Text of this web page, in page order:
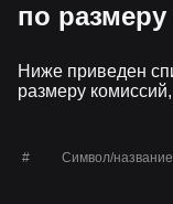
по
Ниже приведен
размеру
# Символ/